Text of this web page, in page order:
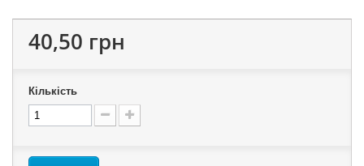
40,50 грн
Кількість